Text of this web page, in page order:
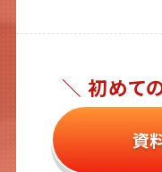
＼ 初めて
資